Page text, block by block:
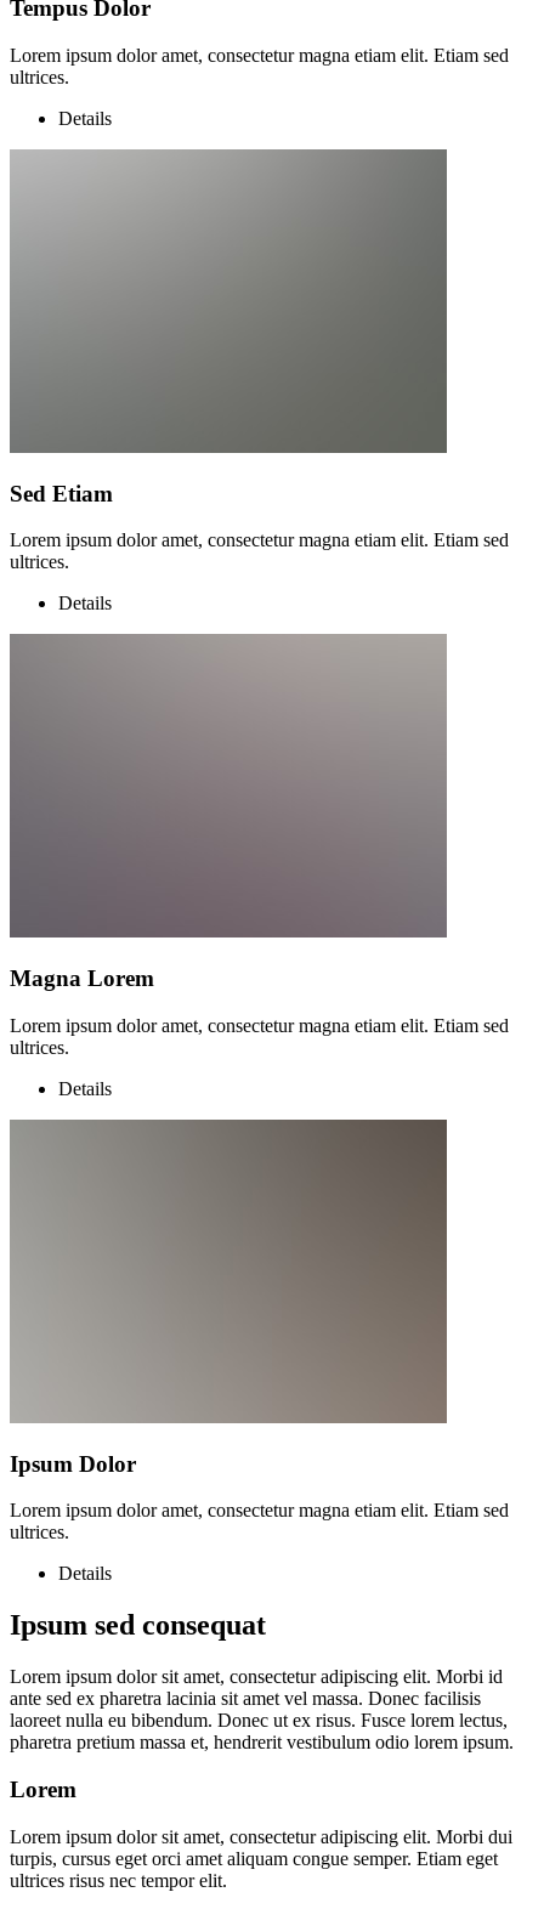
Tempus Dolor
Lorem ipsum dolor amet, consectetur magna etiam elit. Etiam sed
ultrices.
Details
Sed Etiam
Lorem ipsum dolor amet, consectetur magna etiam elit. Etiam sed
ultrices.
Details
Magna Lorem
Lorem ipsum dolor amet, consectetur magna etiam elit. Etiam sed
ultrices.
Details
Ipsum Dolor
Lorem ipsum dolor amet, consectetur magna etiam elit. Etiam sed
ultrices.
Details
Ipsum sed consequat
Lorem ipsum dolor sit amet, consectetur adipiscing elit. Morbi id
ante sed ex pharetra lacinia sit amet vel massa. Donec facilisis
laoreet nulla eu bibendum. Donec ut ex risus. Fusce lorem lectus,
pharetra pretium massa et, hendrerit vestibulum odio lorem ipsum.
Lorem
Lorem ipsum dolor sit amet, consectetur adipiscing elit. Morbi dui
turpis, cursus eget orci amet aliquam congue semper. Etiam eget
ultrices risus nec tempor elit.